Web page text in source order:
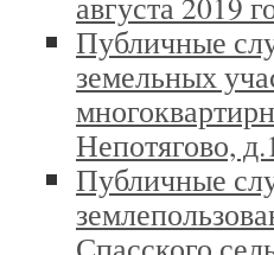
Публичные
земельных
Непотягово,
Публичные